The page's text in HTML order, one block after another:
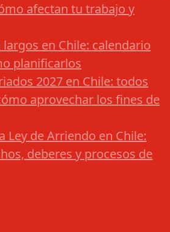
afectan tu trabajo y
largos en Chile: calendario
planificarlos
2027 en Chile: todos
aprovechar los fines de
Ley de Arriendo en Chile:
deberes y procesos de